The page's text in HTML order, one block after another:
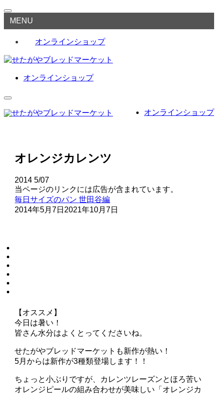
MENU
オンラインショップ
オンラインショップ
オンラインショップ
オレンジカレンツ
2014 5/07
当ページのリンクには広告が含まれています。
毎日サイズのパン世田谷編
2014年5月7日 2021年10月7日
【オススメ】
今日は暑い！
皆さん水分はよくとってくださいね。
せたがやブレッドマーケットも新作が熱い！
5月からは新作が3種類登場します！！
ちょっと小ぶりですが、カレンツレーズンとほろ苦い
オレンジピールの組み合わせが美味しい「オレンジカ